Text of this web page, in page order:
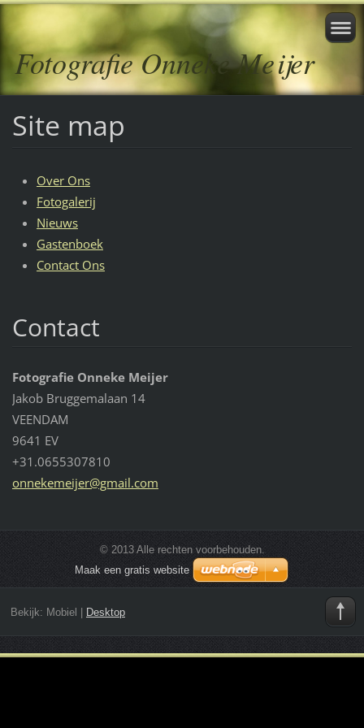
Fotografie Onneke Meijer
Site map
Over Ons
Fotogalerij
Nieuws
Gastenboek
Contact Ons
Contact
Fotografie Onneke Meijer
Jakob Bruggemalaan 14
VEENDAM
9641 EV
+31.0655307810
onnekemeijer@gmail.com
© 2013 Alle rechten voorbehouden.
Maak een gratis website
Bekijk: Mobiel Desktop